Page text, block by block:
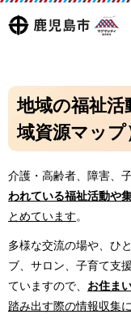
鹿児島
マグ
マシ
地域の福祉
域資源マップ
介護・高齢者、障害、
われている福祉活動や
とめています。
多様な交流の場や、ひ
ブ、サロン、子育て支
ていますので、 お住ま
踏み出す際の情報収集